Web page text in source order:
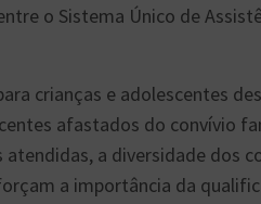
o Sistema Único de
crianças e adolescentes
afastados do convívio
atendidas, a diversidade dos
a importância da